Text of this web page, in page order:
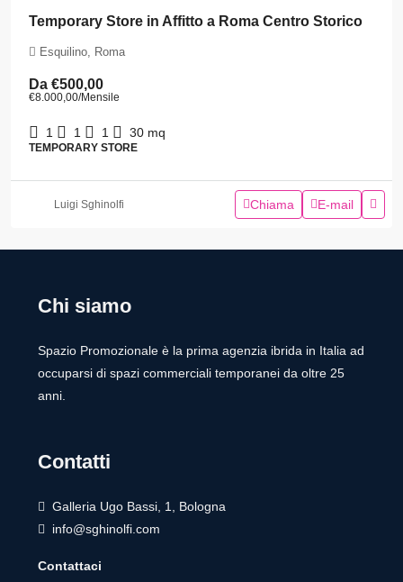
Temporary Store in Affitto a Roma Centro Storico
Esquilino, Roma
Da €500,00
€8.000,00/Mensile
1 1 1 30 mq
TEMPORARY STORE
Luigi Sghinolfi Chiama E-mail
Chi siamo
Spazio Promozionale è la prima agenzia ibrida in Italia ad
occuparsi di spazi commerciali temporanei da oltre 25
anni.
Contatti
Galleria Ugo Bassi, 1, Bologna
info@sghinolfi.com
Contattaci